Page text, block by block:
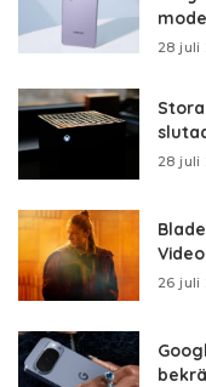
28 juli
28 juli
26 juli